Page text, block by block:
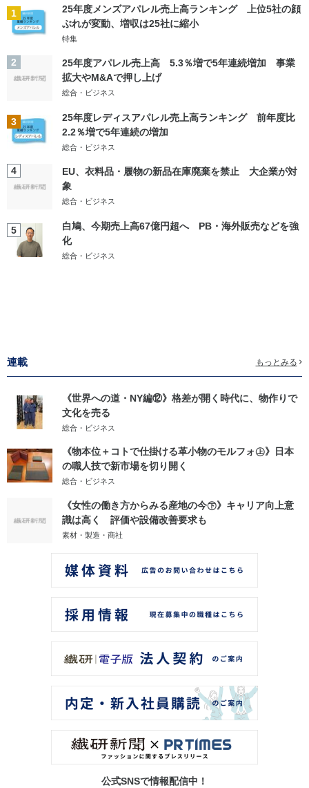
1
25年度メンズアパレル売上高ランキング 上位5社の顔
ぶれが変動、増収は25社に縮小
特集
2
25年度アパレル売上高 5.3％増で5年連続増加 事業
拡大やM&Aで押し上げ
総合・ビジネス
3
25年度レディスアパレル売上高ランキング 前年度比
2.2％増で5年連続の増加
総合・ビジネス
4
EU、衣料品・履物の新品在庫廃棄を禁止 大企業が対
象
総合・ビジネス
5
白鳩、今期売上高67億円超へ PB・海外販売などを強
化
総合・ビジネス
連載 もっとみる
《世界への道・NY編⑫》格差が開く時代に、物作りで
文化を売る
総合・ビジネス
《物本位＋コトで仕掛ける革小物のモルフォ㊤》日本
の職人技で新市場を切り開く
総合・ビジネス
《女性の働き方からみる産地の今㊦》キャリア向上意
識は高く 評価や設備改善要求も
素材・製造・商社
公式SNSで情報配信中！